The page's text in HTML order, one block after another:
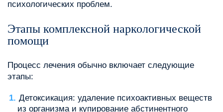
психологических проблем.
Этапы комплексной наркологической
помощи
Процесс лечения обычно включает следующие
этапы:
Детоксикация: удаление психоактивных веществ
из организма и купирование абстинентного